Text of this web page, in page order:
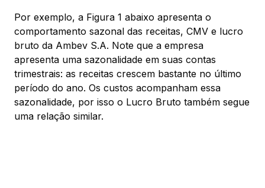
Por exemplo, a Figura 1 abaixo apresenta o
comportamento sazonal das receitas, CMV e lucro
bruto da Ambev S.A. Note que a empresa
apresenta uma sazonalidade em suas contas
trimestrais: as receitas crescem bastante no último
período do ano. Os custos acompanham essa
sazonalidade, por isso o Lucro Bruto também segue
uma relação similar.